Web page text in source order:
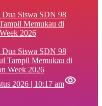
Siswa SDN 98
Tampil Memukau di
Week 2026
2026 | 10:17 am